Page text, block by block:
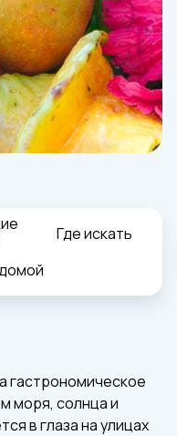
Где искать
гастрономическое
моря, солнца и
в глаза на улицах